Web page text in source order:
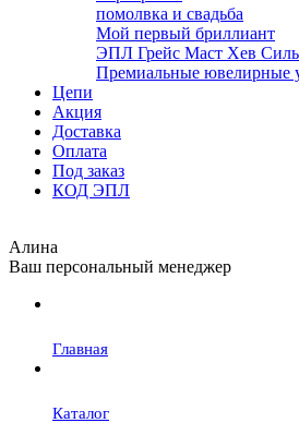
помолвка и свадьба
Мой первый бриллиант
ЭПЛ Грейс Маст Хев
Премиальные ювелирные
Цепи
Акция
Доставка
Оплата
Под заказ
КОД ЭПЛ
Алина
Ваш персональный менеджер
Главная
Каталог